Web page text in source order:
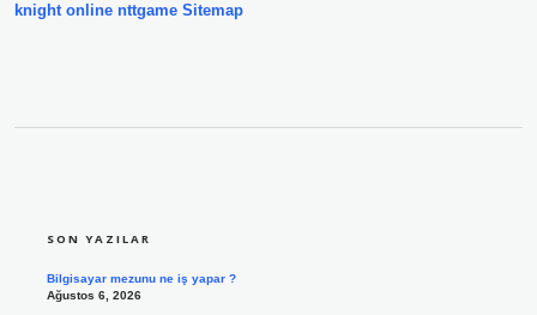
knight online nttgame Sitemap
SON YAZILAR
Bilgisayar mezunu ne iş yapar ?
Ağustos 6, 2026